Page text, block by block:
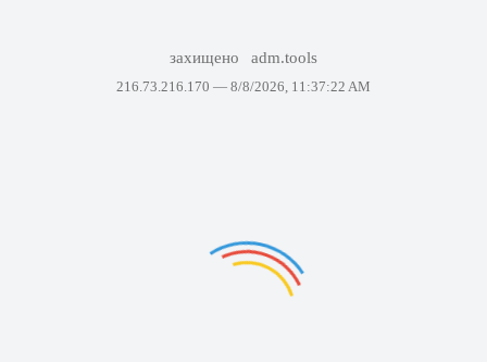
захищено adm.tools
216.73.216.170 — 8/8/2026, 11:37:22 AM